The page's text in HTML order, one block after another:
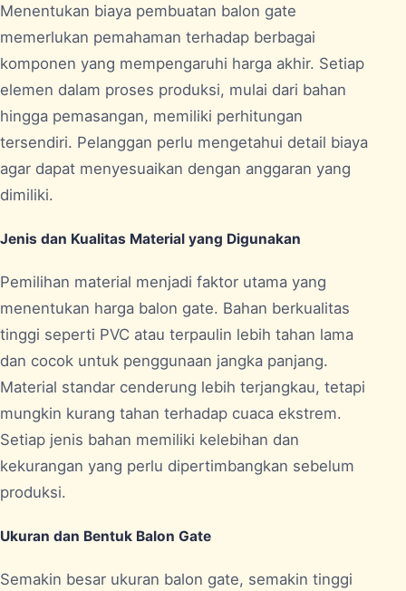
Menentukan biaya pembuatan balon gate
memerlukan pemahaman terhadap berbagai
komponen yang mempengaruhi harga akhir. Setiap
elemen dalam proses produksi, mulai dari bahan
hingga pemasangan, memiliki perhitungan
tersendiri. Pelanggan perlu mengetahui detail biaya
agar dapat menyesuaikan dengan anggaran yang
dimiliki.
Jenis dan Kualitas Material yang Digunakan
Pemilihan material menjadi faktor utama yang
menentukan harga balon gate. Bahan berkualitas
tinggi seperti PVC atau terpaulin lebih tahan lama
dan cocok untuk penggunaan jangka panjang.
Material standar cenderung lebih terjangkau, tetapi
mungkin kurang tahan terhadap cuaca ekstrem.
Setiap jenis bahan memiliki kelebihan dan
kekurangan yang perlu dipertimbangkan sebelum
produksi.
Ukuran dan Bentuk Balon Gate
Semakin besar ukuran balon gate, semakin tinggi